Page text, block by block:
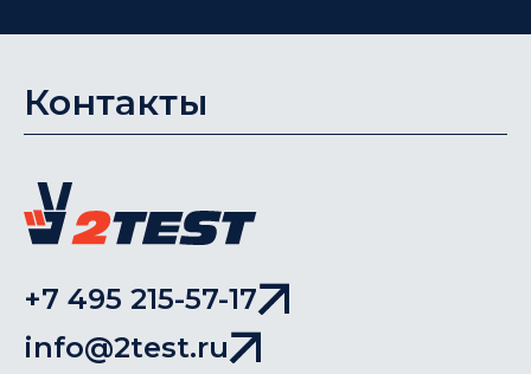
Контакты
+7 495 215-57-17
info@2test.ru